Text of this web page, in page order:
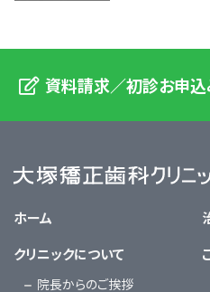
資料請求／初診お申込
ホーム
クリニックについて
院長からのご挨拶